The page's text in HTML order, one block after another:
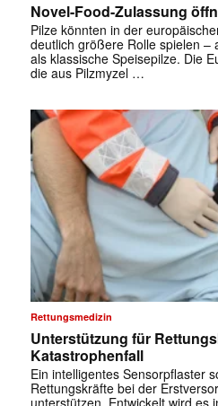
Novel-Food-Zulassung
Pilze könnten in der
deutlich größere Rolle spielen –
als klassische Speisepilze. Die
die aus Pilzmyzel …
Rettungsmedizin
Unterstützung für
Katastrophenfall
Ein intelligentes Sensorpflaster
Rettungskräfte bei der